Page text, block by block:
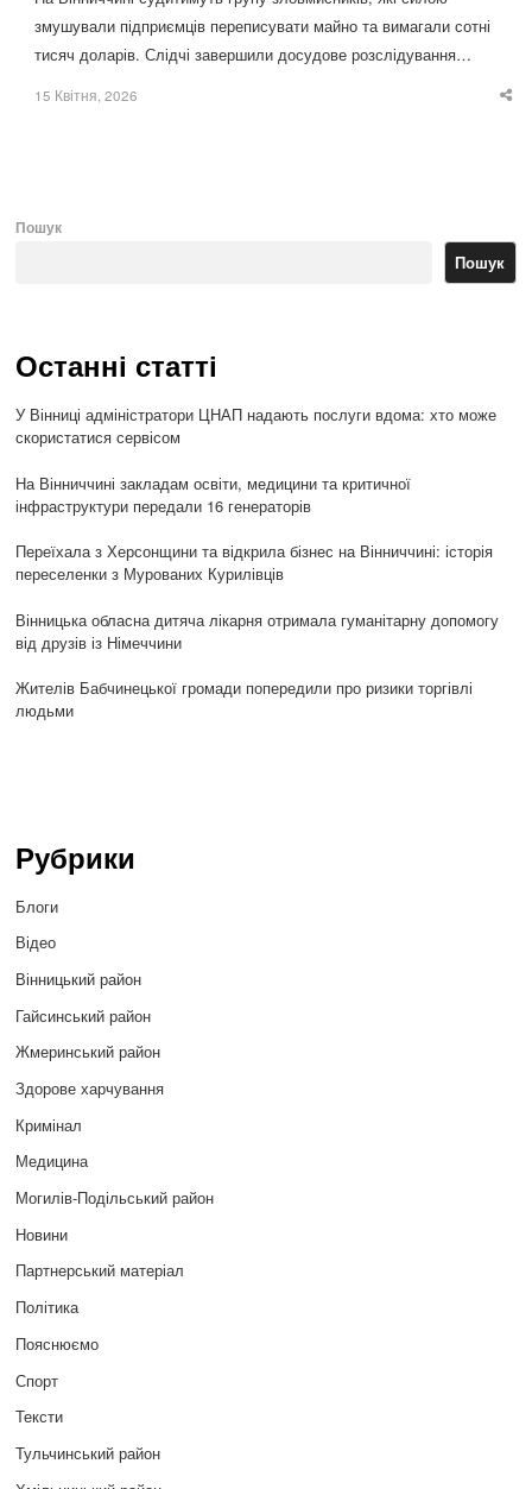
змушували підприємців переписувати майно та вимагали сотні
тисяч доларів. Слідчі завершили досудове розслідування…
15 Квітня, 2026
Пошук
Пошук
Останні статті
У Вінниці адміністратори ЦНАП надають послуги вдома: хто може
скористатися сервісом
На Вінниччині закладам освіти, медицини та критичної
інфраструктури передали 16 генераторів
Переїхала з Херсонщини та відкрила бізнес на Вінниччині: історія
переселенки з Мурованих Курилівців
Вінницька обласна дитяча лікарня отримала гуманітарну допомогу
від друзів із Німеччини
Жителів Бабчинецької громади попередили про ризики торгівлі
людьми
Рубрики
Блоги
Відео
Вінницький район
Гайсинський район
Жмеринський район
Здорове харчування
Кримінал
Медицина
Могилів-Подільський район
Новини
Партнерський матеріал
Політика
Пояснюємо
Спорт
Тексти
Тульчинський район